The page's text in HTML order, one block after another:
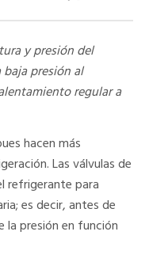
y presión del
presión al
regular a
hacen más
Las válvulas de
refrigerante para
es decir, antes de
la presión en función